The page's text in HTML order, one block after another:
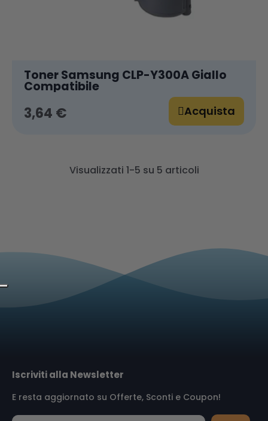
Toner Samsung CLP-Y300A Giallo
Compatibile
3,64 € Acquista
Visualizzati 1-5 su 5 articoli
Iscriviti alla Newsletter
E resta aggiornato su Offerte, Sconti e Coupon!